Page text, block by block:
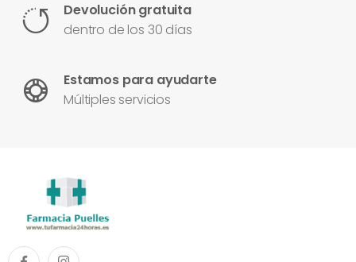
Devolución gratuita
dentro de los 30 días
Estamos para ayudarte
Múltiples servicios